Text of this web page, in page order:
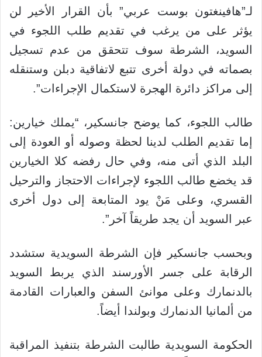
لـ”هافينغتون بوست عربي” بأن القرار الأخير لن
يؤثر على من يرغب في تقديم طلب اللجوء في
السويد، الشرطة سوف تتحقق من عدم تسجيل
بصماته في دولة أخرى تتبع لاتفاقية دبلن وستنقله
إلى مراكز دائرة الهجرة لاستكمال الإجراءات”.
طالب اللجوء، كما يوضح جانسكير، “يملك خيارين:
إما تقديم الطلب لدينا لحظة وصوله أو العودة إلى
البلد الذي أتى منه، وفي حال رفضه كلا الخيارين
قد يخضع طالب اللجوء لإجراءات الاحتجاز والترحيل
القسري، وعلى مَنْ يود المتابعة إلى دول أخرى
عبر السويد أن يجد طريقاً آخر”.
وبحسب جانسكير فإن الشرطة السويدية ستشدد
الرقابة على جسر الأورسند الذي يربط السويد
بالدنمارك وعلى موانئ السفن والعبارات القادمة
من ألمانيا الدنمارك وبولندا أيضاً.
الحكومة السويدية طالبت الشرطة بتنفيذ المراقبة